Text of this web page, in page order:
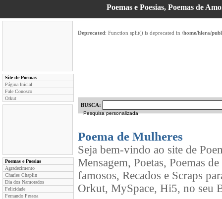
Poemas e Poesias, Poemas de
Site de Poemas
Página Inicial
Fale Conosco
Orkut
Poemas e Poesias
Agradecimento
Charles Chaplin
Dia dos Namorados
Felicidade
Fernando Pessoa
Deprecated: Function split() is deprecated in /home/hlera/
BUSCA:
Pesquisa personalizada
Poema de Mulheres
Seja bem-vindo ao site de
Mensagem, Poetas, Poemas
famosos, Recados e Scraps
Orkut, MySpace, Hi5, no seu